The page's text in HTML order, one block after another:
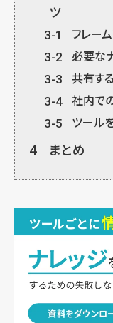
ツ
3-1 フレー
3-2 必要な
3-3 共有す
3-4 社内で
3-5 ツール
4 まとめ